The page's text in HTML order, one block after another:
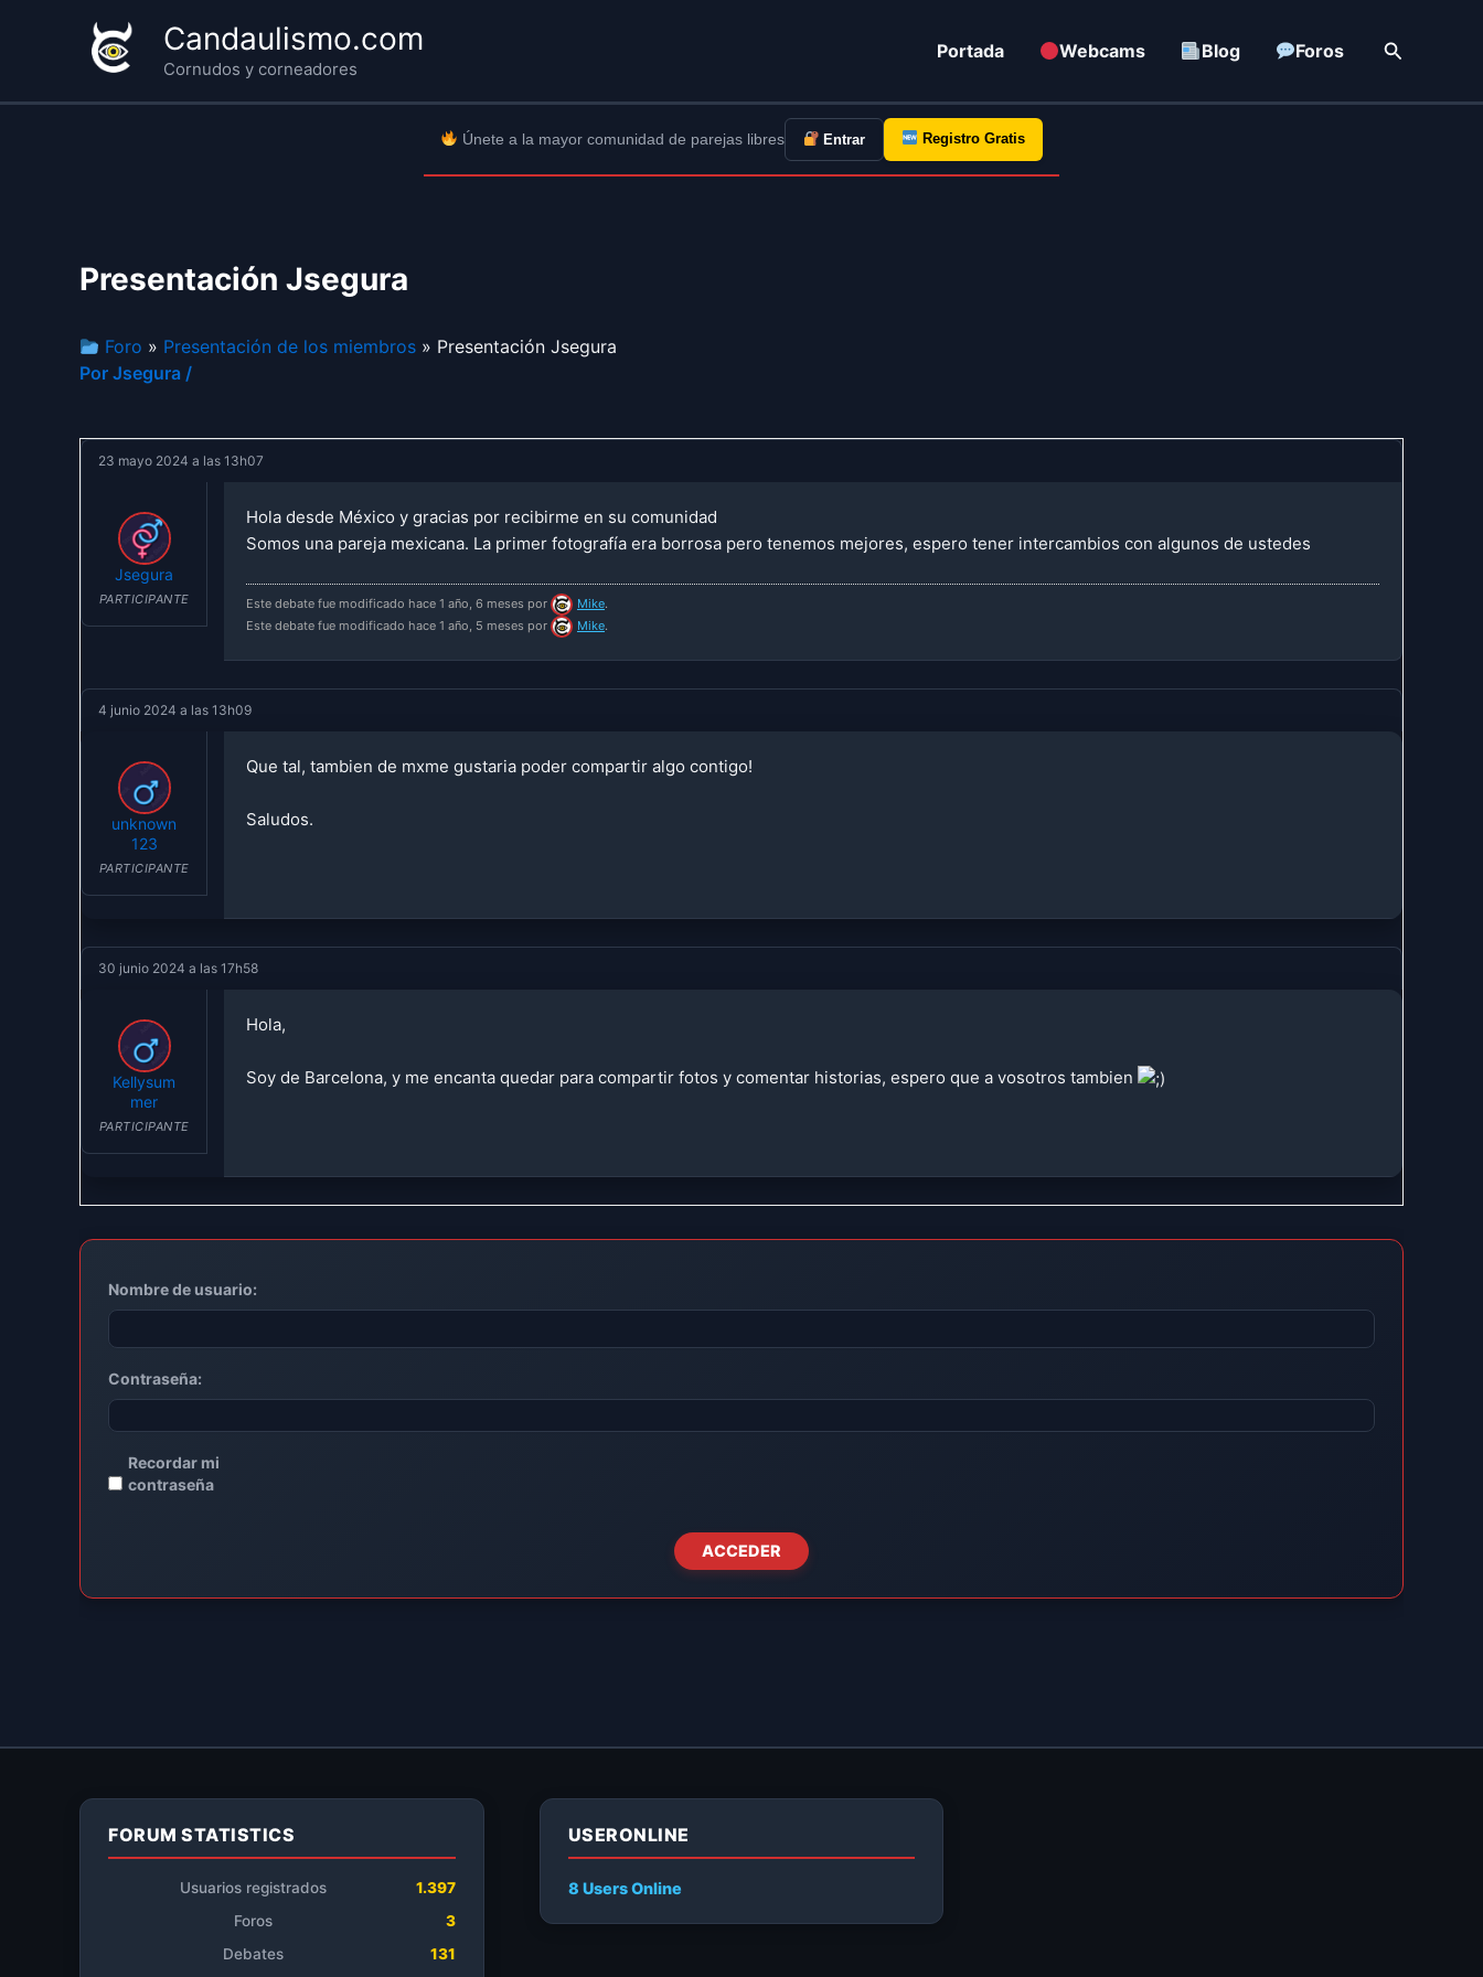
Candaulismo.com
Cornudos y corneadores
Portada Webcams Blog Foros Buscar
Únete a la mayor comunidad de parejas libres Entrar Registro Gratis
Presentación Jsegura
Foro » Presentación de los miembros » Presentación Jsegura
Por Jsegura /
23 mayo 2024 a las 13h07
Jsegura
PARTICIPANTE
Hola desde México y gracias por recibirme en su comunidad
Somos una pareja mexicana. La primer fotografía era borrosa pero tenemos mejores, espero tener intercambios con algunos de ustedes
Este debate fue modificado hace 1 año, 6 meses por Mike.
Este debate fue modificado hace 1 año, 5 meses por
Mike.
4 junio 2024 a las 13h09
unknown
123
PARTICIPANTE
Que tal, tambien de mxme gustaria poder compartir algo contigo!
Saludos.
30 junio 2024 a las 17h58
Kellysum
mer
PARTICIPANTE
Hola,
Soy de Barcelona, y me encanta quedar para compartir fotos y comentar historias, espero que a vosotros tambien
Nombre de usuario:
Contraseña:
Recordar mi
contraseña
ACCEDER
FORUM STATISTICS
Usuarios registrados
1.397
Foros
3
Debates
131
USERONLINE
8 UsersOnline